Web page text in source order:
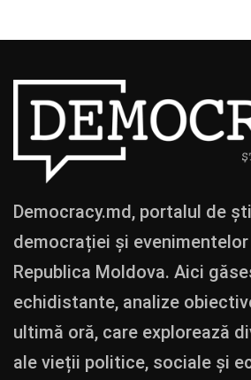
Democracy.md, portalul de
democrației și
Republica Moldova. Aici
echidistante, analize
ultimă oră, care explorează
ale vieții politice, sociale și